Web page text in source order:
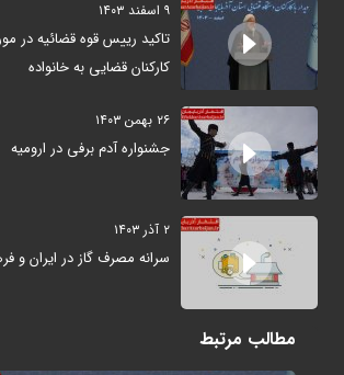
۹ اسفند ۱۴۰۳
تاکید رییس قوه قضائیه در
کارکنان قضایی به خانواده
۲۶ بهمن ۱۴۰۳
جشنواره آدم برفی در ارومیه
۲ آذر ۱۴۰۳
سرانه مصرف گاز در ایران و
مطالب مرتبط